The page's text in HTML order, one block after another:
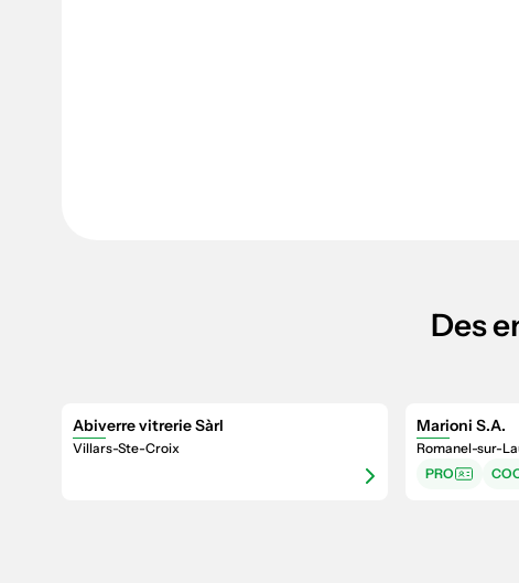
Des
Abiverre vitrerie Sàrl
Villars-Ste-Croix
Marioni S.A.
Romanel-sur-
PRO